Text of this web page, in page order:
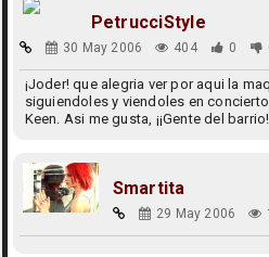
PetrucciStyle
30 May 2006 404 0
¡Joder! que alegria ver por aqui la
siguiendoles y viendoles en
Keen. Asi me gusta, ¡¡Gente del
Smartita
29 May 2006